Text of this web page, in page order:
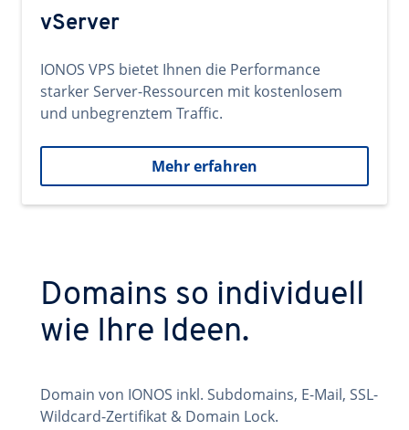
vServer
IONOS VPS bietet Ihnen die Performance
starker Server-Ressourcen mit kostenlosem
und unbegrenztem Traffic.
Mehr erfahren
Domains so individuell
wie Ihre Ideen.
Domain von IONOS inkl. Subdomains, E-Mail, SSL-
Wildcard-Zertifikat & Domain Lock.